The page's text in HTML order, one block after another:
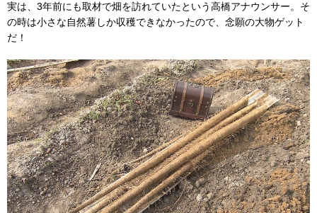
実は、3年前にも取材で畑を訪れていたという高橋アナウンサー。そ
の時は小さな自然薯しか収穫できなかったので、念願の大物ゲット
だ！